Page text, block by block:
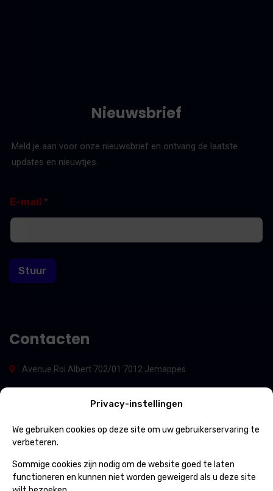
Privacy-instellingen
We gebruiken cookies op deze site om uw gebruikerservaring te
verbeteren.
Sommige cookies zijn nodig om de website goed te laten
functioneren en kunnen niet worden geweigerd als u deze site
Nieuwsbrief
Meld je aan voor onze nieuwsbrief en ontvang de laatste
updates en nieuwtjes.
-
m
i
E
m
E
-
a
l
-
m
i
E-mail *
Stuur
Contacten
Avenue Roi Albert 702/01 7012 Jemappes
Dienstregeling